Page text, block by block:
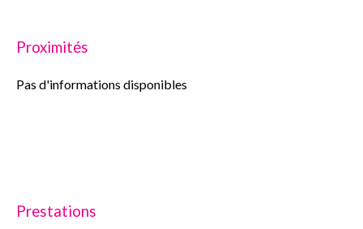
Proximités
Pas d'informations disponibles
Prestations